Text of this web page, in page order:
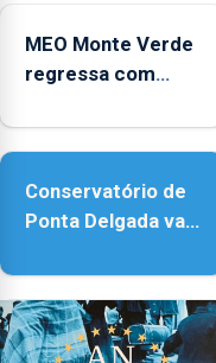
MEO Monte Verde
regressa com
acessibilidade
Conservatório de
Ponta Delgada vai
instrumentos